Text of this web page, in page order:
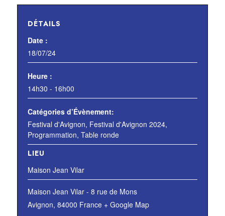
DÉTAILS
Date :
18/07/24
Heure :
14h30 - 16h00
Catégories d’Évènement:
Festival d'Avignon, Festival d'Avignon 2024,
Programmation, Table ronde
LIEU
Maison Jean Vilar
Maison Jean Vilar - 8 rue de Mons
Avignon, 84000 France + Google Map